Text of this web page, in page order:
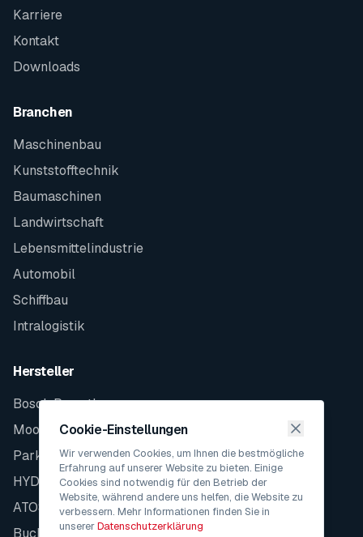
Karriere
Kontakt
Downloads
Branchen
Maschinenbau
Kunststofftechnik
Baumaschinen
Landwirtschaft
Lebensmittelindustrie
Automobil
Schiffbau
Intralogistik
Hersteller
Bosch Rexroth
Moog
Parker
HYDAC
ATOS
Bucher
Cookie-Einstellungen
Wir verwenden Cookies, um Ihnen die bestmögliche
Erfahrung auf unserer Website zu bieten. Einige
Cookies sind notwendig für den Betrieb der
Website, während andere uns helfen, die Website zu
verbessern. Mehr Informationen finden Sie in
unsererDatenschutzerklärung